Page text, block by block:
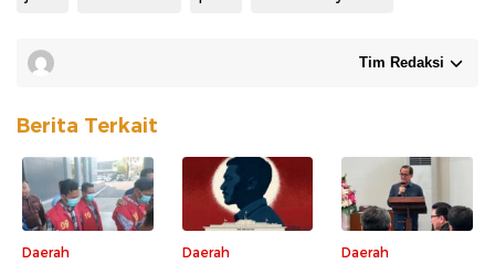
Tim Redaksi
Berita Terkait
Daerah Daerah Daerah